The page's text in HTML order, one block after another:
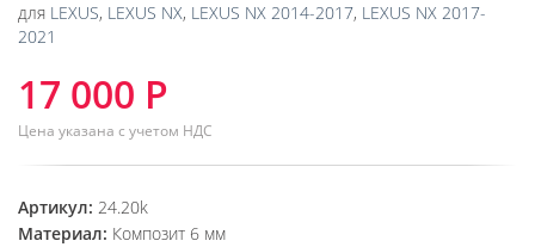
для LEXUS, LEXUS NX, LEXUS NX 2014-2017, LEXUS NX 2017-
2021
17 000 Р
Цена указана с учетом НДС
Артикул: 24.20k
Материал: Композит 6 мм